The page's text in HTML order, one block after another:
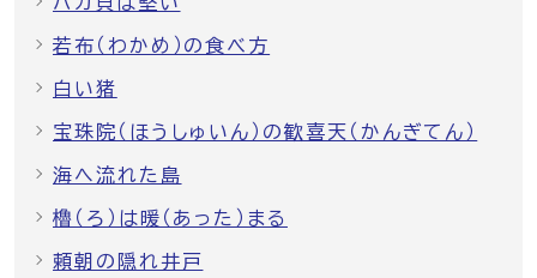
若布（わかめ）の食べ方
白い猪
宝珠院（ほうしゅいん）の歓喜天（かんぎてん）
海へ流れた島
櫓（ろ）は暖（あった）まる
頼朝の隠れ井戸